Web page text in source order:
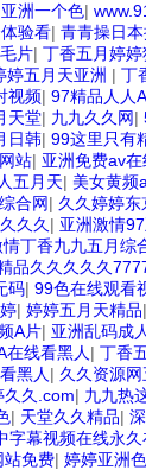
亚洲一个色|
验看| 青青操日
片| 丁香五月婷
婷五月天亚洲 | 丁
视频| 97精品人人
天堂| 九九久久网|
日韩| 99这里只有
站| 亚洲免费av在
五月天| 美女黄频
合网| 久久婷婷
久久 | 亚洲激情
情丁香九九五月综
品久久久久久
码| 99色在线观看
| 婷婷五月天精品
A片| 亚洲乱码成
在线看黑人 | 丁香
黑人 | 久久资源
久久.com| 九九热
| 天堂久久精品|
字幕视频在线永
站免费| 婷婷亚洲色